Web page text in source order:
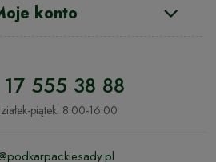
konto
555 38 88
piątek: 8:00-16:00